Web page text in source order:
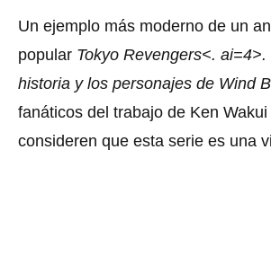
Un ejemplo más moderno de un
popular Tokyo Revengers<. ai=4>.
historia y los personajes de Wind
fanáticos del trabajo de Ken
consideren que esta serie es una